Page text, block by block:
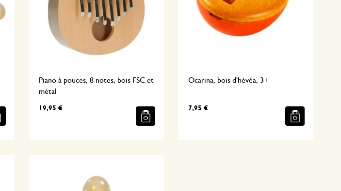
Piano à pouces, 8 notes, bois FSC et
métal
19,95 €
Ocarina, bois d'hévéa, 3+
7,95 €